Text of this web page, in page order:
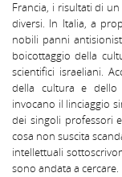
Francia, i risultati di
diversi. In Italia, a
nobili panni
boicottaggio della
scientifici israeliani.
della cultura e dello
invocano il linciaggio
dei singoli professori
cosa non suscita
intellettuali
sono andata a cercare.